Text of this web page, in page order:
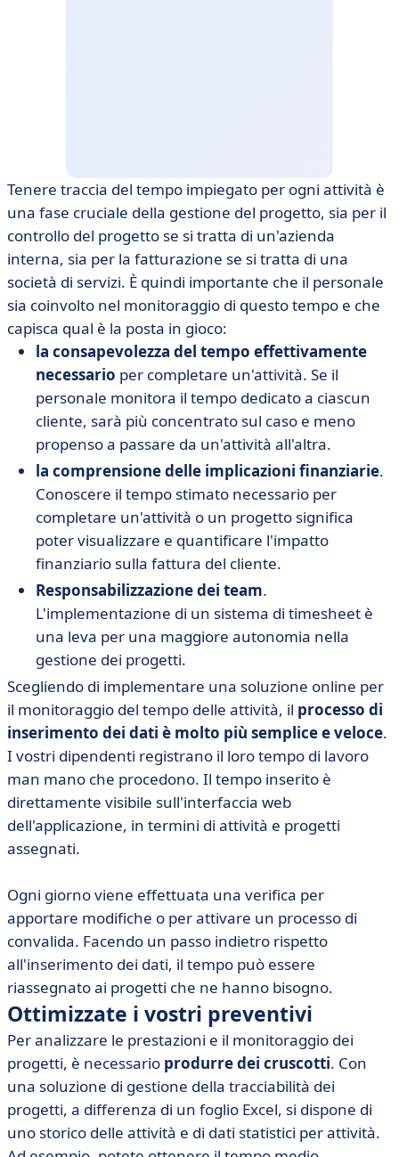
Tenere traccia del tempo impiegato per ogni attività è
una fase cruciale della gestione del progetto, sia per il
controllo del progetto se si tratta di un'azienda
interna, sia per la fatturazione se si tratta di una
società di servizi. È quindi importante che il personale
sia coinvolto nel monitoraggio di questo tempo e che
capisca qual è la posta in gioco:
la consapevolezza del tempo effettivamente
necessario per completare un'attività. Se il
personale monitora il tempo dedicato a ciascun
cliente, sarà più concentrato sul caso e meno
propenso a passare da un'attività all'altra.
la comprensione delle implicazioni finanziarie.
Conoscere il tempo stimato necessario per
completare un'attività o un progetto significa
poter visualizzare e quantificare l'impatto
finanziario sulla fattura del cliente.
Responsabilizzazione dei team.
L'implementazione di un sistema di timesheet è
una leva per una maggiore autonomia nella
gestione dei progetti.
Scegliendo di implementare una soluzione online per
il monitoraggio del tempo delle attività, il processo di
inserimento dei dati è molto più semplice e veloce.
I vostri dipendenti registrano il loro tempo di lavoro
man mano che procedono. Il tempo inserito è
direttamente visibile sull'interfaccia web
dell'applicazione, in termini di attività e progetti
assegnati.
Ogni giorno viene effettuata una verifica per
apportare modifiche o per attivare un processo di
convalida. Facendo un passo indietro rispetto
all'inserimento dei dati, il tempo può essere
riassegnato ai progetti che ne hanno bisogno.
Ottimizzate i vostri preventivi
Per analizzare le prestazioni e il monitoraggio dei
progetti, è necessario produrre dei cruscotti. Con
una soluzione di gestione della tracciabilità dei
progetti, a differenza di un foglio Excel, si dispone di
uno storico delle attività e di dati statistici per attività.